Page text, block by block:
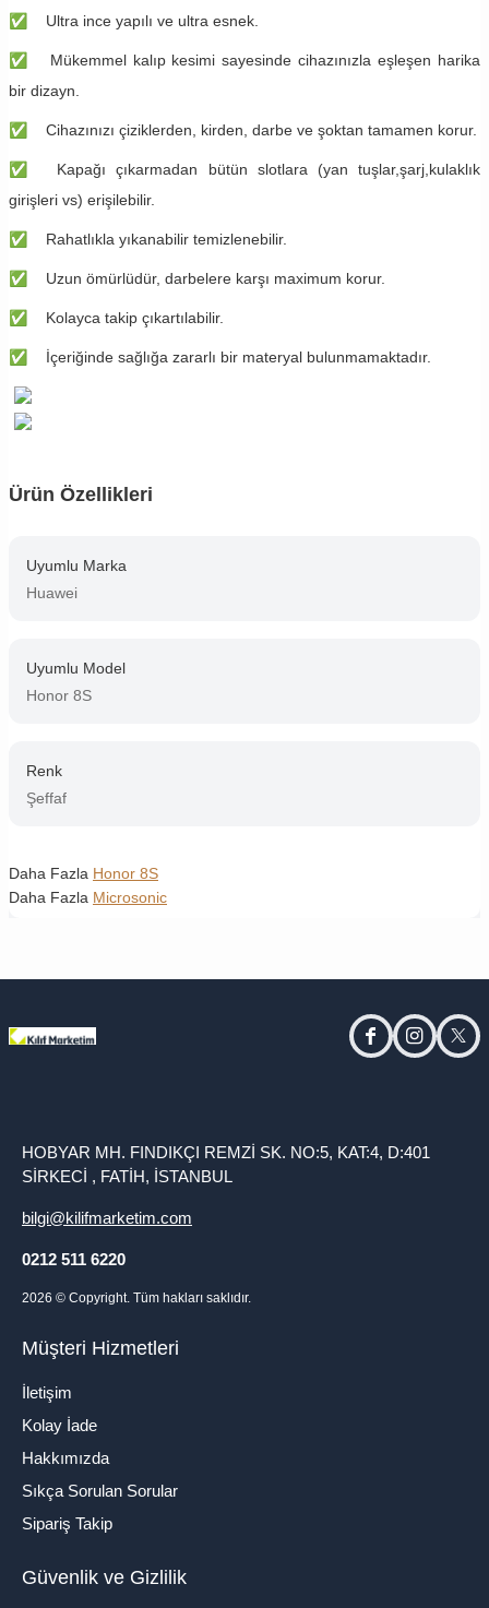
✅ Ultra ince yapılı ve ultra esnek.
✅ Mükemmel kalıp kesimi sayesinde cihazınızla eşleşen harika
bir dizayn.
✅ Cihazınızı çiziklerden, kirden, darbe ve şoktan tamamen korur.
✅ Kapağı çıkarmadan bütün slotlara (yan tuşlar,şarj,kulaklık
girişleri vs) erişilebilir.
✅ Rahatlıkla yıkanabilir temizlenebilir.
✅ Uzun ömürlüdür, darbelere karşı maximum korur.
✅ Kolayca takip çıkartılabilir.
✅ İçeriğinde sağlığa zararlı bir materyal bulunmamaktadır.
Ürün Özellikleri
Uyumlu Marka
Huawei
Uyumlu Model
Honor 8S
Renk
Şeffaf
Daha Fazla Honor 8S
Daha Fazla Microsonic
facebookinstagram
HOBYAR MH. FINDIKÇI REMZİ SK. NO:5, KAT:4, D:401
SİRKECİ , FATİH, İSTANBUL
bilgi@kilifmarketim.com
0212 511 6220
2026 © Copyright. Tüm hakları saklıdır.
Müşteri Hizmetleri
İletişim
Kolay İade
Hakkımızda
Sıkça Sorulan Sorular
Sipariş Takip
Güvenlik ve Gizlilik